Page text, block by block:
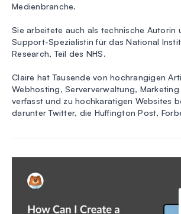
Medienbranche.
Sie arbeitete auch als technische Autorin
Support-Spezialistin für das National
Research, Teil des NHS.
Claire hat Tausende von hochrangigen
Webhosting, Serververwaltung,
verfasst und zu hochkarätigen Websites
darunter Twitter, die Huffington Post,